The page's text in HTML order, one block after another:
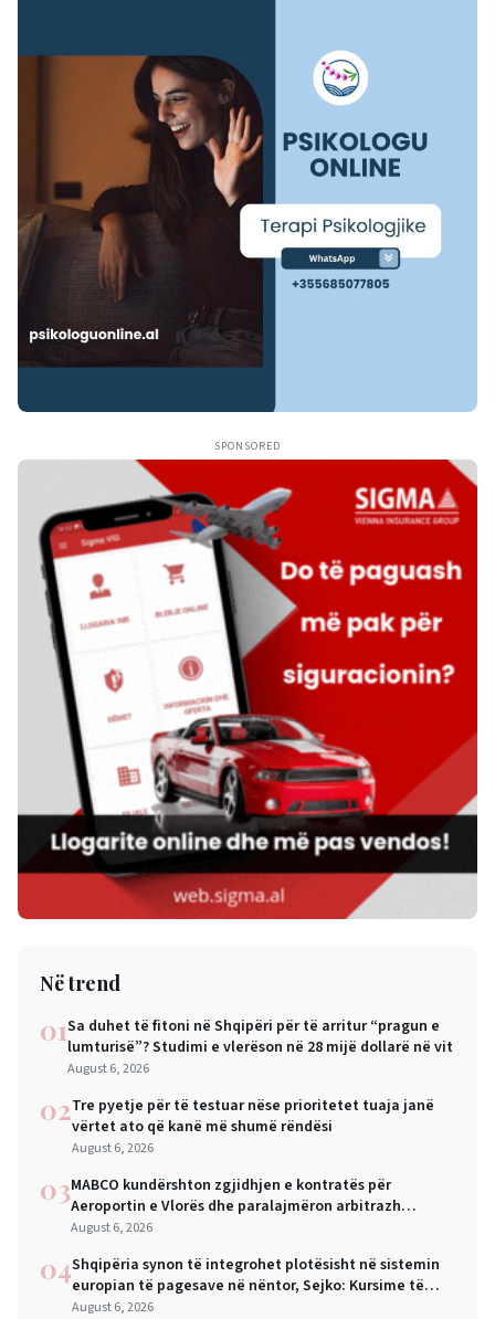
SPONSORED
Në trend
01Sa duhet të fitoni në Shqipëri për të arritur “pragun e
lumturisë”? Studimi e vlerëson në 28 mijë dollarë në vit
August 6, 2026
02Tre pyetje për të testuar nëse prioritetet tuaja janë
vërtet ato që kanë më shumë rëndësi
August 6, 2026
03MABCO kundërshton zgjidhjen e kontratës për
Aeroportin e Vlorës dhe paralajmëron arbitrazh
ndërkombëtar
August 6, 2026
04Shqipëria synon të integrohet plotësisht në sistemin
europian të pagesave në nëntor, Sejko: Kursime të
mëdha për qytetarët dhe bizneset
August 6, 2026